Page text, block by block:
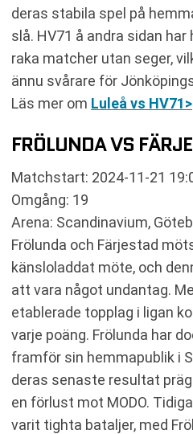
deras stabila spel på
slå. HV71 å andra sidan
raka matcher utan seger,
ännu svårare för
Läs mer om Luleå vs HV71>
FRÖLUNDA VS
Matchstart: 2024-11-21
Omgång: 19
Arena: Scandinavium,
Frölunda och Färjestad
känsloladdat möte, och
att vara något undantag.
etablerade topplag i ligan
varje poäng. Frölunda har
framför sin hemmapublik i
deras senaste resultat
en förlust mot MODO.
varit tighta bataljer, med